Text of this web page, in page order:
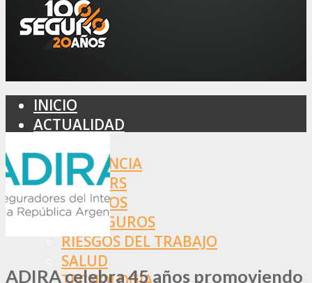
INICIO
ACTUALIDAD
ASISTENCIA
BROKERS
SEGUROS
REASEGUROS
RIESGOS DEL TRABAJO
SALUD
ADIRA celebra 45 años promoviendo